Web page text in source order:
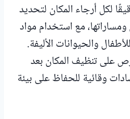
لكل أرجاء المكان لتحديد
ومساراتها، مع استخدام مواد
والحيوانات الأليفة.
على تنظيف المكان بعد
وقائية للحفاظ على بيئة